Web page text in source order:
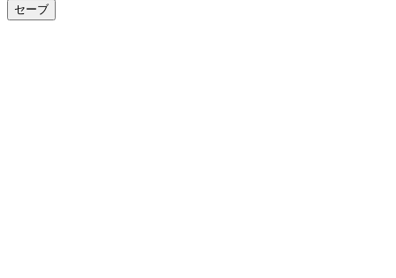
セーブ